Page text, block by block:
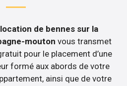
de bennes sur la
mouton vous transmet
pour le placement d’une
formé aux abords de votre
ainsi que de votre